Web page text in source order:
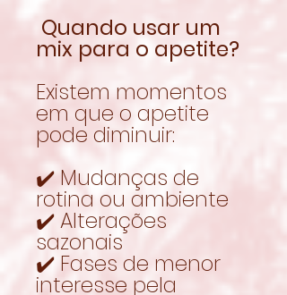
Quando usar um
mix para o apetite?
Existem momentos
em que o apetite
pode diminuir:
✔️ Mudanças de
rotina ou ambiente
✔️ Alterações
sazonais
✔️ Fases de menor
interesse pela